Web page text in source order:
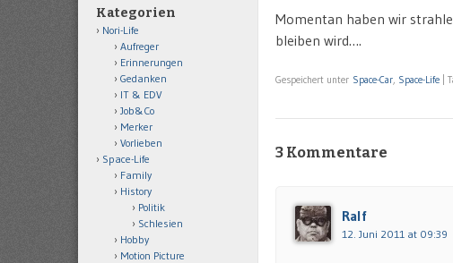
Momentan haben wir
bleiben wird….
Gespeichert unter Space-Car, Space-Life
3 Kommentare
Ralf
12. Juni 2011 at 09:39
Kategorien
Nori-Life
Aufreger
Erinnerungen
Gedanken
IT & EDV
Job&Co
Merker
Vorlieben
Space-Life
Family
History
Politik
Schlesien
Hobby
Motion Picture